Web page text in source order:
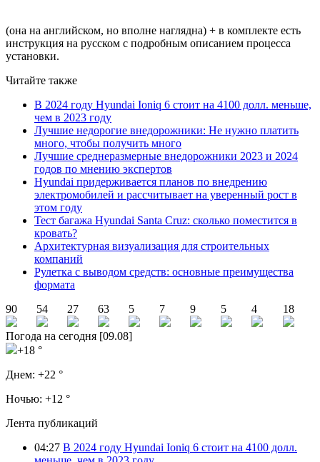
(она на английском, но вполне наглядна) + в комплекте есть
инструкция на русском с подробным описанием процесса
установки.
Читайте также
В 2024 году Hyundai Ioniq 6 стоит на 4100 долл. меньше,
чем в 2023 году
Лучшие недорогие внедорожники: Не нужно платить
много, чтобы получить много
Лучшие среднеразмерные внедорожники 2023 и 2024
годов по мнению экспертов
Hyundai придерживается планов по внедрению
электромобилей и рассчитывает на уверенный рост в
этом году
Тест багажа Hyundai Santa Cruz: сколько поместится в
кровать?
Архитектурная визуализация для строительных
компаний
Рулетка с выводом средств: основные преимущества
формата
90
54 27 63 5 7 9 5 4 18
Погода на сегодня [09.08]
+18 °
Днем: +22 °
Ночью: +12 °
Лента публикаций
04:27 В 2024 году Hyundai Ioniq 6 стоит на 4100 долл.